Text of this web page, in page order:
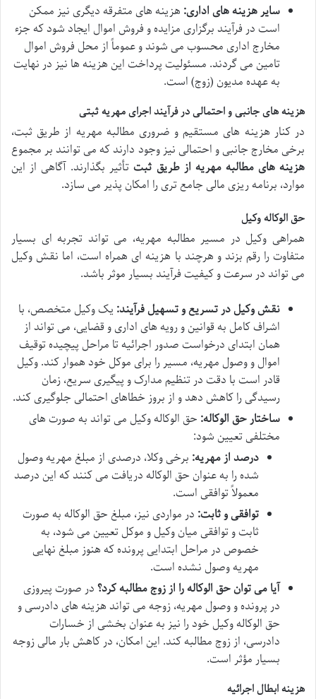
سایر هزینه های اداری: هزینه های متفرقه دیگری نیز ممکن
است در فرآیند برگزاری مزایده و فروش اموال ایجاد شود که جزء
مخارج اداری محسوب می شوند و عموماً از محل فروش اموال
تامین می گردند. مسئولیت پرداخت این هزینه ها نیز در نهایت
به عهده مدیون (زوج) است.
هزینه های جانبی و احتمالی در فرآیند اجرای مهریه ثبتی
در کنار هزینه های مستقیم و ضروری مطالبه مهریه از طریق ثبت،
برخی مخارج جانبی و احتمالی نیز وجود دارند که می توانند بر مجموع
هزینه های مطالبه مهریه از طریق ثبتتأثیر بگذارند. آگاهی از این
موارد، برنامه ریزی مالی جامع تری را امکان پذیر می سازد.
حق الوکاله وکیل
همراهی وکیل در مسیر مطالبه مهریه، می تواند تجربه ای بسیار
متفاوت را رقم بزند و هرچند با هزینه ای همراه است، اما نقش وکیل
می تواند در سرعت و کیفیت فرآیند بسیار موثر باشد.
نقش وکیل در تسریع و تسهیل فرآیند: یک وکیل متخصص، با
اشراف کامل به قوانین و رویه های اداری و قضایی، می تواند از
همان ابتدای درخواست صدور اجرائیه تا مراحل پیچیده توقیف
اموال و وصول مهریه، مسیر را برای موکل خود هموار کند. وکیل
قادر است با دقت در تنظیم مدارک و پیگیری سریع، زمان
رسیدگی را کاهش دهد و از بروز خطاهای احتمالی جلوگیری کند.
ساختار حق الوکاله: حق الوکاله وکیل می تواند به صورت های
مختلفی تعیین شود:
درصد از مهریه: برخی وکلا، درصدی از مبلغ مهریه وصول
شده را به عنوان حق الوکاله دریافت می کنند که این درصد
معمولاً توافقی است.
توافقی و ثابت: در مواردی نیز، مبلغ حق الوکاله به صورت
ثابت و توافقی میان وکیل و موکل تعیین می شود، به
خصوص در مراحل ابتدایی پرونده که هنوز مبلغ نهایی
مهریه وصول نشده است.
آیا می توان حق الوکاله را از زوج مطالبه کرد؟در صورت پیروزی
در پرونده و وصول مهریه، زوجه می تواند هزینه های دادرسی و
حق الوکاله وکیل خود را نیز به عنوان بخشی از خسارات
دادرسی، از زوج مطالبه کند. این امکان، در کاهش بار مالی زوجه
بسیار مؤثر است.
هزینه ابطال اجرائیه